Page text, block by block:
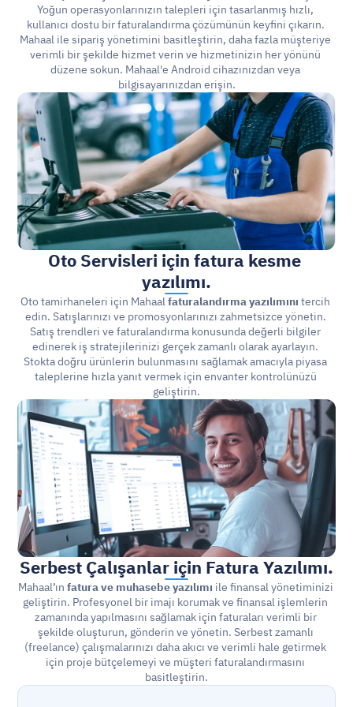
Yoğun operasyonlarınızın talepleri için tasarlanmış hızlı,
kullanıcı dostu bir faturalandırma çözümünün keyfini çıkarın.
Mahaal ile sipariş yönetimini basitleştirin, daha fazla müşteriye
verimli bir şekilde hizmet verin ve hizmetinizin her yönünü
düzene sokun. Mahaal'e Android cihazınızdan veya
bilgisayarınızdan erişin.
Oto Servisleri için fatura kesme
yazılımı.
Oto tamirhaneleri için Mahaal faturalandırma yazılımını tercih
edin. Satışlarınızı ve promosyonlarınızı zahmetsizce yönetin.
Satış trendleri ve faturalandırma konusunda değerli bilgiler
edinerek iş stratejilerinizi gerçek zamanlı olarak ayarlayın.
Stokta doğru ürünlerin bulunmasını sağlamak amacıyla piyasa
taleplerine hızla yanıt vermek için envanter kontrolünüzü
geliştirin.
Serbest Çalışanlar için Fatura Yazılımı.
Mahaal’ın fatura ve muhasebe yazılımı ile finansal yönetiminizi
geliştirin. Profesyonel bir imajı korumak ve finansal işlemlerin
zamanında yapılmasını sağlamak için faturaları verimli bir
şekilde oluşturun, gönderin ve yönetin. Serbest zamanlı
(freelance) çalışmalarınızı daha akıcı ve verimli hale getirmek
için proje bütçelemeyi ve müşteri faturalandırmasını
basitleştirin.